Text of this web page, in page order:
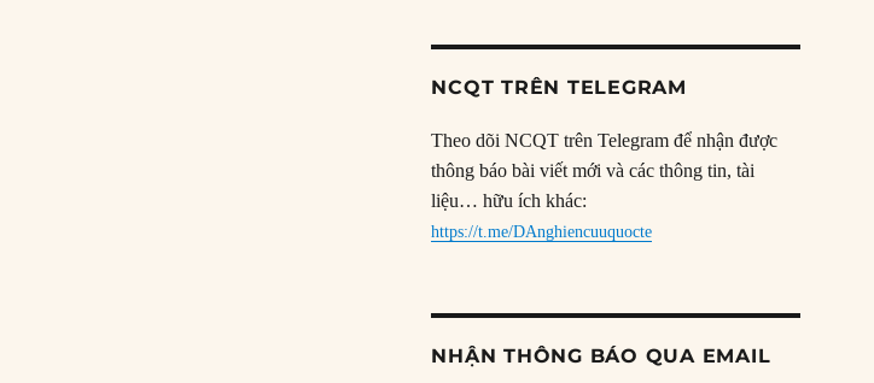
NCQT TRÊN TELEGRAM
Theo dõi NCQT trên Telegram để nhận được
thông báo bài viết mới và các thông tin, tài
liệu… hữu ích khác:
https://t.me/DAnghiencuuquocte
NHẬN THÔNG BÁO QUA EMAIL